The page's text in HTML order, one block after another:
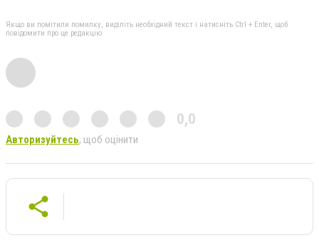
Якщо ви помітили помилку, виділіть необхідний текст і натисніть Ctrl + Enter, щоб
повідомити про це редакцію
0,0
Авторизуйтесь, щоб оцінити